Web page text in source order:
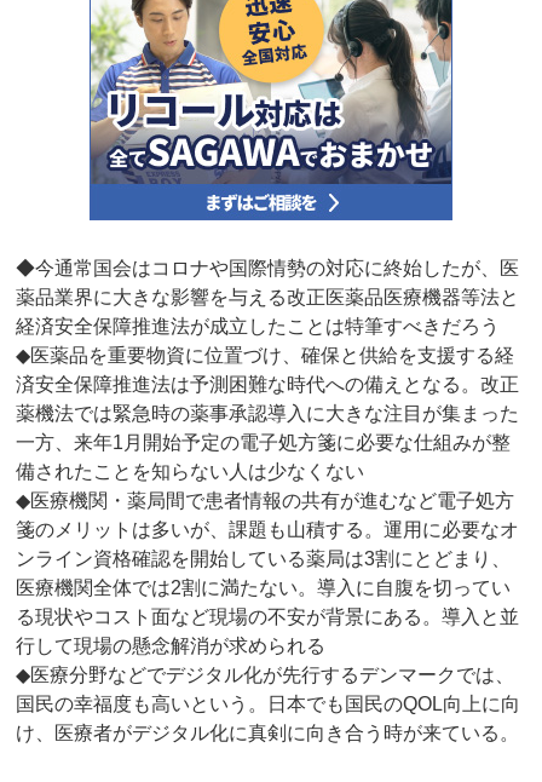
◆今通常国会はコロナや国際情勢の対応に終始したが、医
薬品業界に大きな影響を与える改正医薬品医療機器等法と
経済安全保障推進法が成立したことは特筆すべきだろう
◆医薬品を重要物資に位置づけ、確保と供給を支援する経
済安全保障推進法は予測困難な時代への備えとなる。改正
薬機法では緊急時の薬事承認導入に大きな注目が集まった
一方、来年1月開始予定の電子処方箋に必要な仕組みが整
備されたことを知らない人は少なくない
◆医療機関・薬局間で患者情報の共有が進むなど電子処方
箋のメリットは多いが、課題も山積する。運用に必要なオ
ンライン資格確認を開始している薬局は3割にとどまり、
医療機関全体では2割に満たない。導入に自腹を切ってい
る現状やコスト面など現場の不安が背景にある。導入と並
行して現場の懸念解消が求められる
◆医療分野などでデジタル化が先行するデンマークでは、
国民の幸福度も高いという。日本でも国民のQOL向上に向
け、医療者がデジタル化に真剣に向き合う時が来ている。